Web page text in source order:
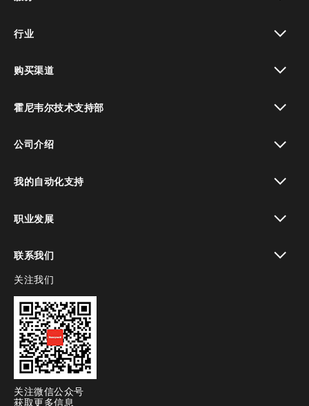
行业
购买渠道
霍尼韦尔技术支持部
公司介绍
我的自动化支持
职业发展
联系我们
toggle view
关注我们
关注微信公众号
获取更多信息